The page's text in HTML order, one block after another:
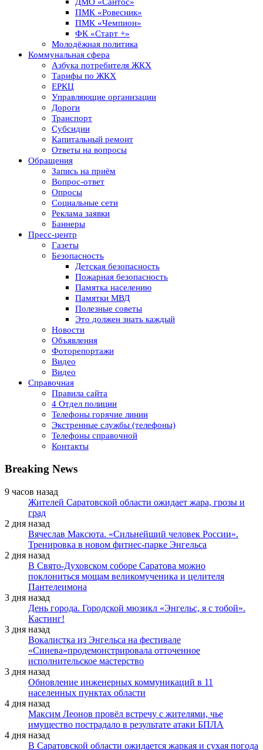
ДМО «Сантос»
ПМК «Ровесник»
ПМК «Чемпион»
ФК «Старт +»
Молодёжная политика
Коммунальная сфера
Азбука потребителя ЖКХ
Тарифы по ЖКХ
ЕРКЦ
Управляющие организации
Дороги
Транспорт
Субсидии
Капитальный ремонт
Ответы на вопросы
Обращения
Запись на приём
Вопрос-ответ
Опросы
Социальные сети
Реклама заявки
Баннеры
Пресс-центр
Газеты
Безопасность
Детская безопасность
Пожарная безопасность
Памятка населению
Памятки МВД
Полезные советы
Это должен знать каждый
Новости
Объявления
Фоторепортажи
Видео
Видео
Справочная
Правила сайта
4 Отдел полиции
Телефоны горячие линии
Экстренные службы (телефоны)
Телефоны справочной
Контакты
Breaking News
9 часов назад
Жителей Саратовской области ожидает жара, грозы и
град
2 дня назад
Вячеслав Максюта. «Сильнейший человек России».
Тренировка в новом фитнес-парке Энгельса
2 дня назад
В Свято-Духовском соборе Саратова можно
поклониться мощам великомученика и целителя
Пантелеимона
3 дня назад
День города. Городской мюзикл «Энгельс, я с тобой».
Кастинг!
3 дня назад
Вокалистка из Энгельса на фестивале
«Синева»продемонстрировала отточенное
исполнительское мастерство
3 дня назад
Обновление инженерных коммуникаций в 11
населенных пунктах области
4 дня назад
Максим Леонов провёл встречу с жителями, чье
имущество пострадало в результате атаки БПЛА
4 дня назад
В Саратовской области ожидается жаркая и сухая погода